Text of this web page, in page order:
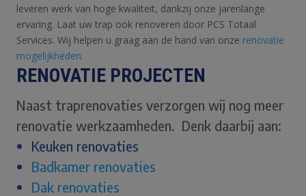
leveren werk van hoge kwaliteit, dankzij onze jarenlange
ervaring. Laat uw trap ook renoveren door PCS Totaal
Services. Wij helpen u graag aan de hand van onze renovatie
mogelijkheden.
RENOVATIE PROJECTEN
Naast traprenovaties verzorgen wij nog meer
renovatie werkzaamheden. Denk daarbij aan:
Keuken renovaties
Badkamer renovaties
Dak renovaties